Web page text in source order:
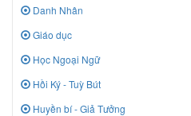
Danh Nhân
Giáo dục
Học Ngoại Ngữ
Hồi Ký - Tuỳ Bút
Huyền bí - Giả Tưởng